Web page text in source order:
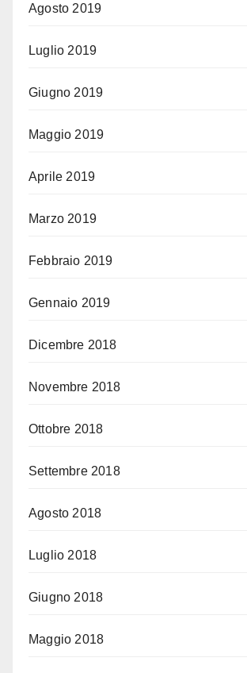
Agosto 2019
Luglio 2019
Giugno 2019
Maggio 2019
Aprile 2019
Marzo 2019
Febbraio 2019
Gennaio 2019
Dicembre 2018
Novembre 2018
Ottobre 2018
Settembre 2018
Agosto 2018
Luglio 2018
Giugno 2018
Maggio 2018